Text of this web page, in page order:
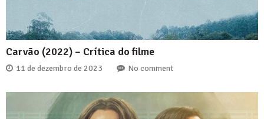
Carvão (2022) – Crítica do filme
11 de dezembro de 2023 No comment